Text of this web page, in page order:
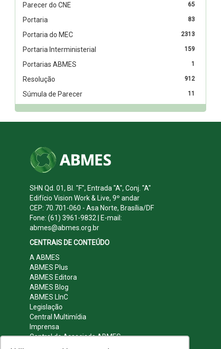
65
Parecer do CNE
83
Portaria
2313
Portaria do MEC
159
Portaria Interministerial
1
Portarias ABMES
912
Resolução
11
Súmula de Parecer
SHN Qd. 01, Bl. "F", Entrada "A", Conj. "A"
Edifício Vision Work & Live, 9º andar
CEP: 70.701-060 - Asa Norte, Brasília/DF
Fone: (61) 3961-9832 | E-mail:
abmes@abmes.org.br
CENTRAIS DE CONTEÚDO
A ABMES
ABMES Plus
ABMES Editora
ABMES Blog
ABMES LInC
Legislação
Central Multimídia
Imprensa
Central do Associado ABMES